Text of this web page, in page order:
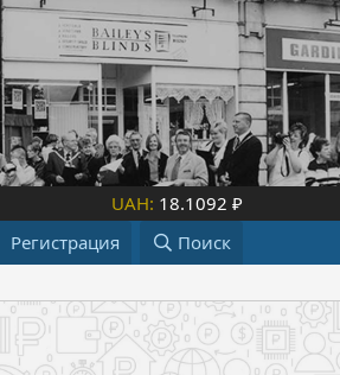
UAH: 18.1092 ₽
Регистрация Поиск